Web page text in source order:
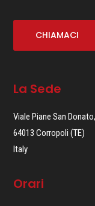
CHIAMACI
La Sede
Viale Piane San Donato,
64013 Corropoli (TE)
Italy
Orari